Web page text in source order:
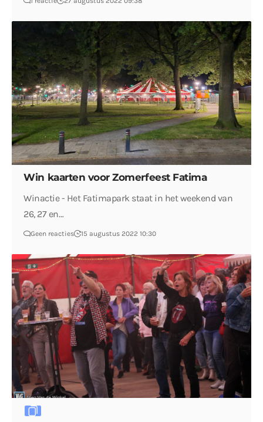
Win kaarten voor Zomerfeest Fatima
Winactie - Het Fatimapark staat in het weekend van
26, 27 en…
Geen reacties 15 augustus 2022 10:30